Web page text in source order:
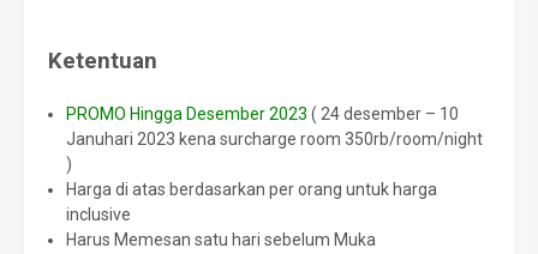
Ketentuan
PROMO Hingga Desember 2023 ( 24 desember – 10
Januhari 2023 kena surcharge room 350rb/room/night
)
Harga di atas berdasarkan per orang untuk harga
inclusive
Harus Memesan satu hari sebelum Muka